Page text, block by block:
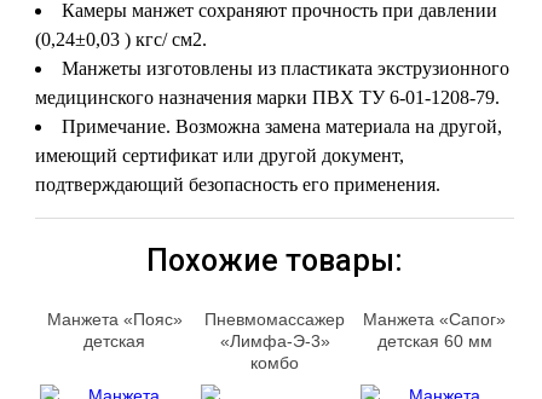
Камеры манжет сохраняют прочность при давлении
(0,24±0,03 ) кгс/ см2.
Манжеты изготовлены из пластиката экструзионного
медицинского назначения марки ПВХ ТУ 6-01-1208-79.
Примечание. Возможна замена материала на другой,
имеющий сертификат или другой документ,
подтверждающий безопасность его применения.
Похожие товары:
Манжета «Пояс»
детская
Пневмомассажер
«Лимфа-Э-3»
комбо
Манжета «Сапог»
детская 60 мм